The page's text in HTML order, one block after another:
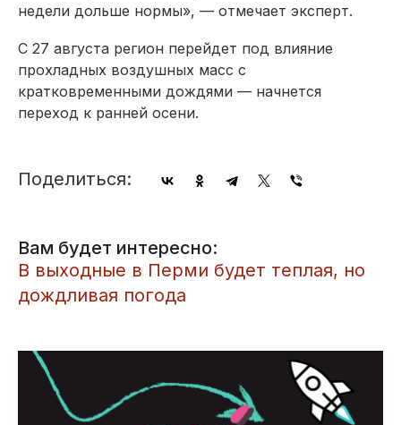
недели дольше нормы», — отмечает эксперт.
С 27 августа регион перейдет под влияние
прохладных воздушных масс с
кратковременными дождями — начнется
переход к ранней осени.
Поделиться:
Вам будет интересно:
В выходные в Перми будет теплая, но
дождливая погода